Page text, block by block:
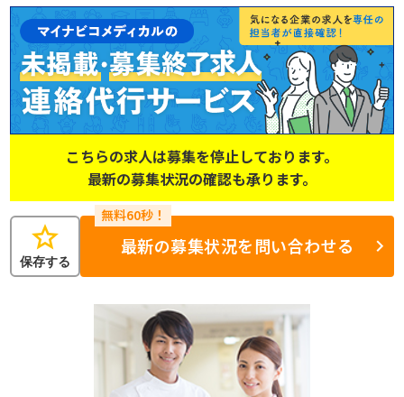
こちらの求人は募集を停止しております。
最新の募集状況の確認も承ります。
star
保存する
最新の募集状況を問い合わせる